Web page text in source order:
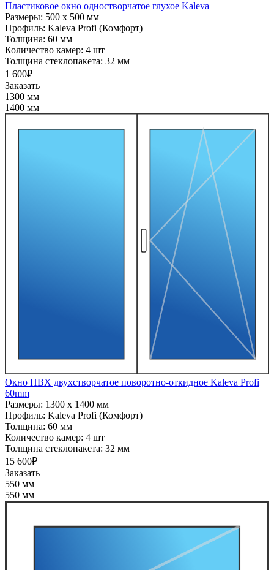
Пластиковое окно одностворчатое глухое Kaleva
Размеры: 500 x 500 мм
Профиль: Kaleva Profi (Комфорт)
Толщина: 60 мм
Количество камер: 4 шт
Толщина стеклопакета: 32 мм
1 600₽
Заказать
1300 мм
1400 мм
Окно ПВХ двухстворчатое поворотно-откидное Kaleva Profi
60mm
Размеры: 1300 x 1400 мм
Профиль: Kaleva Profi (Комфорт)
Толщина: 60 мм
Количество камер: 4 шт
Толщина стеклопакета: 32 мм
15 600₽
Заказать
550 мм
550 мм